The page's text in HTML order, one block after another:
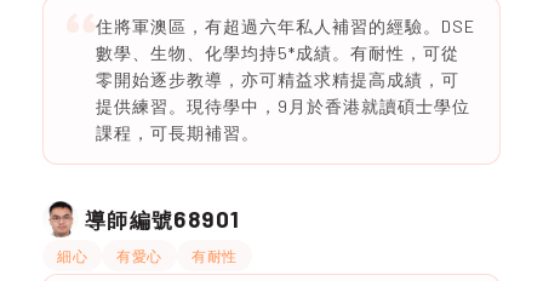
住將軍澳區，有超過六年私人補習的經驗。DSE
數學、生物、化學均持5*成績。有耐性，可從
零開始逐步教導，亦可精益求精提高成績，可
提供練習。現待學中，9月於香港就讀碩士學位
課程，可長期補習。
導師編號68901
細心 有愛心 有耐性